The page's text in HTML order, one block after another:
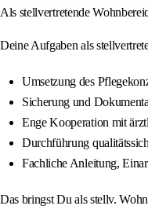
Als stellvertretende
Deine Aufgaben als
Umsetzung des
Sicherung und
Enge Kooperation mit
Durchführung
Fachliche Anleitung,
Das bringst Du als stellv.